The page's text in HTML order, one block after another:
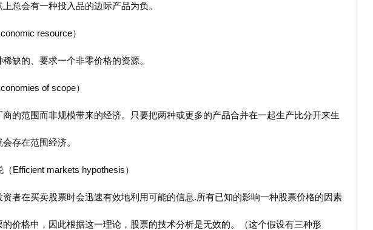
总会有一种投入品的边际产品为负。
resource）
缺的、要求一个非零价格的资源。
of scope）
的范围而非规模带来的经济。只要把两种或更多的产品合并在一起生产比分开来生
存在范围经济。
Efficient markets hypothesis）
者在买卖股票时会迅速有效地利用可能的信息.所有已知的影响一种股票价格的因素
价格中，因此根据这一理论，股票的技术分析是无效的。（这个假设有三种形